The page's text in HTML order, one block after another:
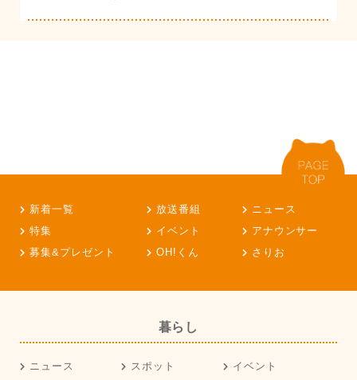
新着一覧 放送番組
ニュース
特集
イベント
アナウンサー
募集&プレゼント
OH!くん さりお
暮らし
ニュース スポット
イベント